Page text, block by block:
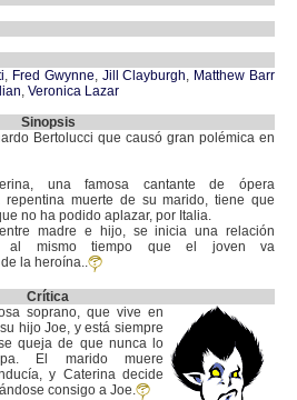
, Fred Gwynne, Jill Clayburgh, Matthew Barr
, Veronica Lazar
Sinopsis
Bertolucci que causó gran polémica en
una famosa cantante de ópera
repentina muerte de su marido, tiene que
no ha podido aplazar, por Italia.
madre e hijo, se inicia una relación
al mismo tiempo que el joven va
la heroína..
Crítica
soprano, que vive en
hijo Joe, y está siempre
queja de que nunca lo
El marido muere
y Caterina decide
consigo a Joe.